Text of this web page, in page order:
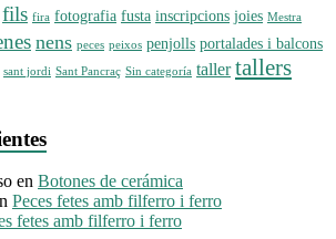
fils fira fotografia fusta inscripcions joies Mestra
nens peces peixos penjolls portalades i balcons
sant jordi Sant Pancraç Sin categoría taller tallers
en Botones de cerámica
Peces fetes amb filferro i ferro
fetes amb filferro i ferro